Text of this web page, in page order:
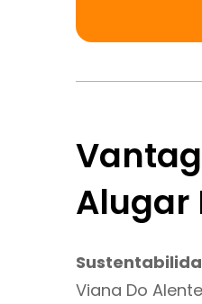
Alugar
Viana Do